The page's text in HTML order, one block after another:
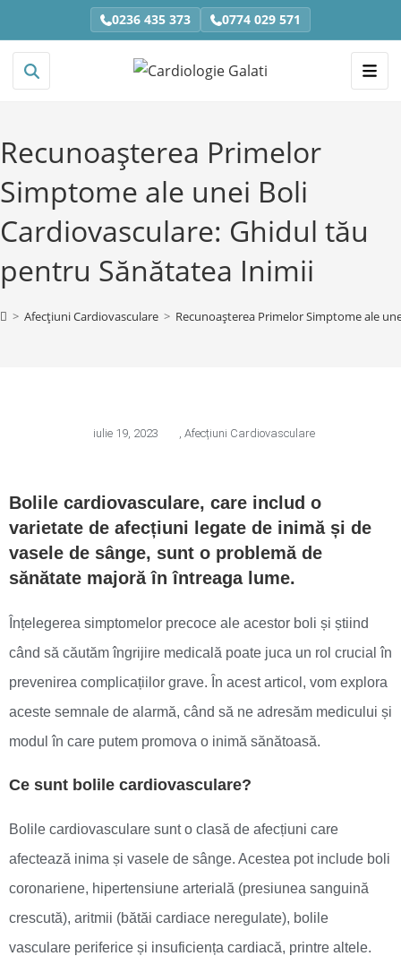
0236 435 373 0774 029 571
Recunoașterea Primelor
Simptome ale unei Boli
Cardiovasculare: Ghidul tău
pentru Sănătatea Inimii
> Afecțiuni Cardiovasculare > Recunoașterea Primelor Simptome ale
iulie 19, 2023 , Afecțiuni Cardiovasculare
Bolile cardiovasculare, care includ o
varietate de afecțiuni legate de inimă și de
vasele de sânge, sunt o problemă de
sănătate majoră în întreaga lume.
Înțelegerea simptomelor precoce ale acestor boli și știind
când să căutăm îngrijire medicală poate juca un rol crucial în
prevenirea complicațiilor grave. În acest articol, vom explora
aceste semnale de alarmă, când să ne adresăm medicului și
modul în care putem promova o inimă sănătoasă.
Ce sunt bolile cardiovasculare?
Bolile cardiovasculare sunt o clasă de afecțiuni care
afectează inima și vasele de sânge. Acestea pot include boli
coronariene, hipertensiune arterială (presiunea sanguină
crescută), aritmii (bătăi cardiace neregulate), bolile
vasculare periferice și insuficiența cardiacă, printre altele.